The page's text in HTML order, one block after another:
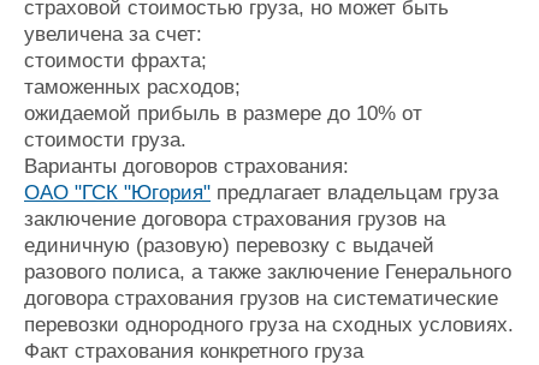
страховой стоимостью груза, но может быть
увеличена за счет:
стоимости фрахта;
таможенных расходов;
ожидаемой прибыль в размере до 10% от
стоимости груза.
Варианты договоров страхования:
ОАО "ГСК "Югория" предлагает владельцам груза
заключение договора страхования грузов на
единичную (разовую) перевозку с выдачей
разового полиса, а также заключение Генерального
договора страхования грузов на систематические
перевозки однородного груза на сходных условиях.
Факт страхования конкретного груза